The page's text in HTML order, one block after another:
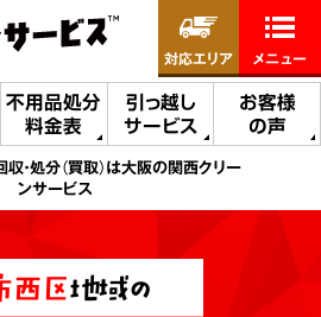
不用品処分
料金表
引っ越し
サービス
お客様
の声
対応エリア メニュー
・処分（買取）は大阪の関西クリー
ンサービス
西区地域の